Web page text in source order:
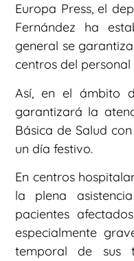
Europa Press, el
Fernández ha
general se
centros del
Así, en el ámbito
garantizará la
Básica de Salud
un día festivo.
En centros
la plena
pacientes
especialmente
temporal de sus